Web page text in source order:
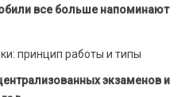
все больше напоминают
принцип работы и типы
экзаменов и